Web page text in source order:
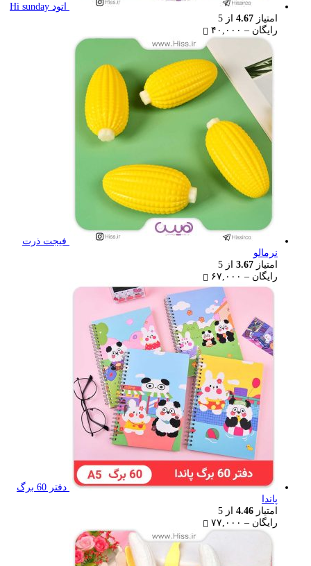
اتود Hi sunday
امتیاز 4.67 از 5
رایگان – ۴۰,۰۰۰
range:
رایگان
through
۴۰,۰۰۰ تومان
فیجت ذرت
نرمالو
امتیاز 3.67 از 5
رایگان – ۶۷,۰۰۰
range:
through
۶۷,۰۰۰ تومان
دفتر 60 برگ
پاندا
امتیاز 4.46 از 5
رایگان – ۷۷,۰۰۰
range:
رایگان